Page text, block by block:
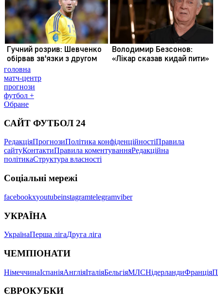
головна
матч-центр
прогнози
футбол +
Обране
САЙТ ФУТБОЛ 24
РедакціяПрогнозиПолітика конфіденційностіПравила
сайтуКонтактиПравила коментуванняРедакційна
політикаСтруктура власності
Соціальні мережі
facebookxyoutubeinstagramtelegramviber
УКРАЇНА
УкраїнаПерша лігаДруга ліга
ЧЕМПІОНАТИ
НімеччинаІспаніяАнгліяІталіяБельгіяМЛСНідерландиФранція
ЄВРОКУБКИ